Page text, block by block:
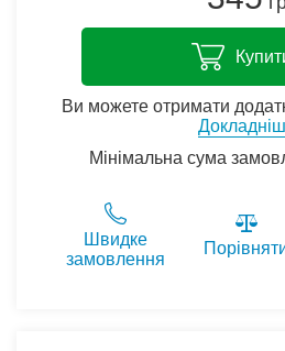
Ви можете отримати
Мінімальна сума
Швидке
замовлення